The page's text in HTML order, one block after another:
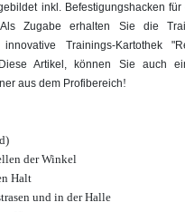
inkl. Befestigungshacken
Als Zugabe erhalten Sie die
Trainings-Kartothek
Diese Artikel, können Sie auch
aus dem Profibereich!
der Winkel
Halt
und in der Halle